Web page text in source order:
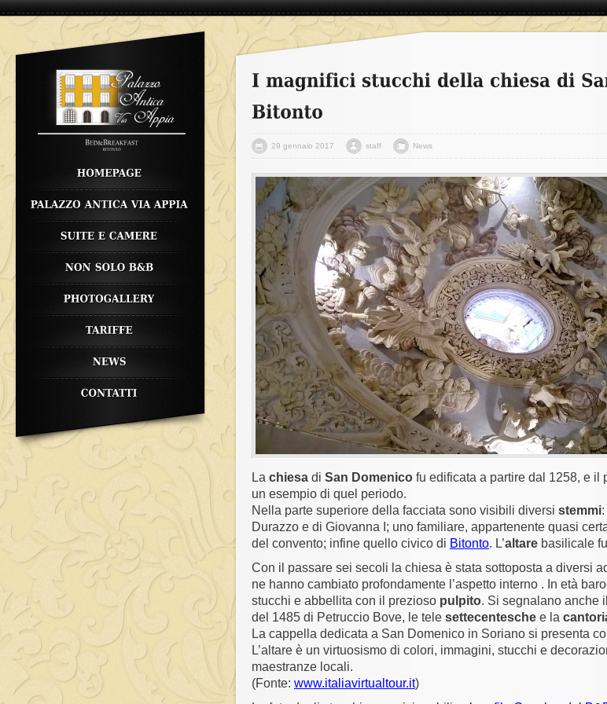
29 gennaio 2017 staff News
La chiesa di San Domenico fu edificata a partire dal 1258, e il
un esempio di quel periodo.
Nella parte superiore della facciata sono visibili diversi stemmi
Durazzo e di Giovanna I; uno familiare, appartenente quasi
del convento; infine quello civico di Bitonto. L’altare basilicale
Con il passare sei secoli la chiesa è stata sottoposta a diversi
ne hanno cambiato profondamente l’aspetto interno . In età
stucchi e abbellita con il prezioso pulpito. Si segnalano anche il
del 1485 di Petruccio Bove, le tele settecentesche e la
La cappella dedicata a San Domenico in Soriano si presenta
L’altare è un virtuosismo di colori, immagini, stucchi e
maestranze locali.
(Fonte: www.italiavirtualtour.it)